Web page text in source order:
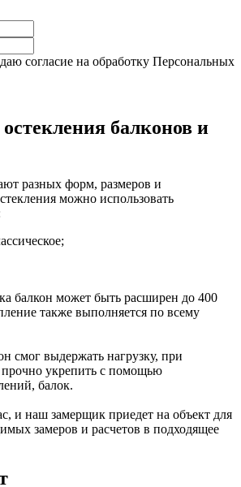
согласие на обработку Персональных
балконов и
разных форм, размеров и
можно использовать
балкон может быть расширен до 400
также выполняется по всему
смог выдержать нагрузку, при
прочно укрепить с помощью
балок.
и наш замерщик приедет на объект для
замеров и расчетов в подходящее